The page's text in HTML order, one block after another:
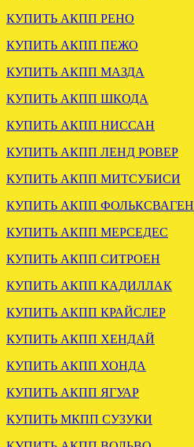
1.8 FRW отправлен в Брянск
УСТАНОВЛЕНА АКПП
ФОРД ЭКСПЛОРЕР 4.6
2005
КУПИТЬ АКПП РЕНО
КУПИТЬ АКПП ПЕЖО
КУПИТЬ АКПП МАЗДА
КУПИТЬ АКПП ШКОДА
КУПИТЬ АКПП НИССАН
КУПИТЬ АКПП ЛЕНД РОВЕР
КУПИТЬ АКПП МИТСУБИСИ
КУПИТЬ АКПП ФОЛЬКСВАГЕН
КУПИТЬ АКПП МЕРСЕДЕС
КУПИТЬ АКПП СИТРОЕН
КУПИТЬ АКПП КАДИЛЛАК
КУПИТЬ АКПП КРАЙСЛЕР
КУПИТЬ АКПП ХЕНДАЙ
КУПИТЬ АКПП ХОНДА
КУПИТЬ АКПП ЯГУАР
КУПИТЬ МКПП СУЗУКИ